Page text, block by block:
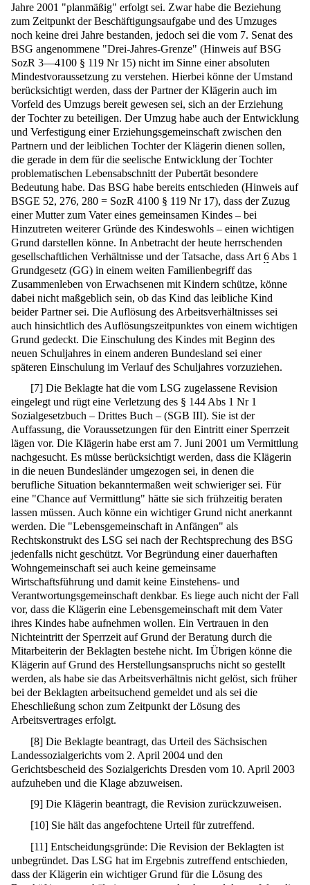
Jahre 2001 "planmäßig" erfolgt sei. Zwar habe die Beziehung
zum Zeitpunkt der Beschäftigungsaufgabe und des Umzuges
noch keine drei Jahre bestanden, jedoch sei die vom 7. Senat des
BSG angenommene "Drei-Jahres-Grenze" (Hinweis auf BSG
SozR 3—4100 § 119 Nr 15) nicht im Sinne einer absoluten
Mindestvoraussetzung zu verstehen. Hierbei könne der Umstand
berücksichtigt werden, dass der Partner der Klägerin auch im
Vorfeld des Umzugs bereit gewesen sei, sich an der Erziehung
der Tochter zu beteiligen. Der Umzug habe auch der Entwicklung
und Verfestigung einer Erziehungsgemeinschaft zwischen den
Partnern und der leiblichen Tochter der Klägerin dienen sollen,
die gerade in dem für die seelische Entwicklung der Tochter
problematischen Lebensabschnitt der Pubertät besondere
Bedeutung habe. Das BSG habe bereits entschieden (Hinweis auf
BSGE 52, 276, 280 = SozR 4100 § 119 Nr 17), dass der Zuzug
einer Mutter zum Vater eines gemeinsamen Kindes – bei
Hinzutreten weiterer Gründe des Kindeswohls – einen wichtigen
Grund darstellen könne. In Anbetracht der heute herrschenden
gesellschaftlichen Verhältnisse und der Tatsache, dass Art 6 Abs 1
Grundgesetz (GG) in einem weiten Familienbegriff das
Zusammenleben von Erwachsenen mit Kindern schütze, könne
dabei nicht maßgeblich sein, ob das Kind das leibliche Kind
beider Partner sei. Die Auflösung des Arbeitsverhältnisses sei
auch hinsichtlich des Auflösungszeitpunktes von einem wichtigen
Grund gedeckt. Die Einschulung des Kindes mit Beginn des
neuen Schuljahres in einem anderen Bundesland sei einer
späteren Einschulung im Verlauf des Schuljahres vorzuziehen.
[7] Die Beklagte hat die vom LSG zugelassene Revision
eingelegt und rügt eine Verletzung des § 144 Abs 1 Nr 1
Sozialgesetzbuch – Drittes Buch – (SGB III). Sie ist der
Auffassung, die Voraussetzungen für den Eintritt einer Sperrzeit
lägen vor. Die Klägerin habe erst am 7. Juni 2001 um Vermittlung
nachgesucht. Es müsse berücksichtigt werden, dass die Klägerin
in die neuen Bundesländer umgezogen sei, in denen die
berufliche Situation bekanntermaßen weit schwieriger sei. Für
eine "Chance auf Vermittlung" hätte sie sich frühzeitig beraten
lassen müssen. Auch könne ein wichtiger Grund nicht anerkannt
werden. Die "Lebensgemeinschaft in Anfängen" als
Rechtskonstrukt des LSG sei nach der Rechtsprechung des BSG
jedenfalls nicht geschützt. Vor Begründung einer dauerhaften
Wohngemeinschaft sei auch keine gemeinsame
Wirtschaftsführung und damit keine Einstehens- und
Verantwortungsgemeinschaft denkbar. Es liege auch nicht der Fall
vor, dass die Klägerin eine Lebensgemeinschaft mit dem Vater
ihres Kindes habe aufnehmen wollen. Ein Vertrauen in den
Nichteintritt der Sperrzeit auf Grund der Beratung durch die
Mitarbeiterin der Beklagten bestehe nicht. Im Übrigen könne die
Klägerin auf Grund des Herstellungsanspruchs nicht so gestellt
werden, als habe sie das Arbeitsverhältnis nicht gelöst, sich früher
bei der Beklagten arbeitsuchend gemeldet und als sei die
Eheschließung schon zum Zeitpunkt der Lösung des
Arbeitsvertrages erfolgt.
[8] Die Beklagte beantragt, das Urteil des Sächsischen
Landessozialgerichts vom 2. April 2004 und den
Gerichtsbescheid des Sozialgerichts Dresden vom 10. April 2003
aufzuheben und die Klage abzuweisen.
[9] Die Klägerin beantragt, die Revision zurückzuweisen.
[10] Sie hält das angefochtene Urteil für zutreffend.
[11] Entscheidungsgründe: Die Revision der Beklagten ist
unbegründet. Das LSG hat im Ergebnis zutreffend entschieden,
dass der Klägerin ein wichtiger Grund für die Lösung des